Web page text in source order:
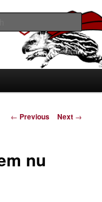
Post
← Previous Next →
nu